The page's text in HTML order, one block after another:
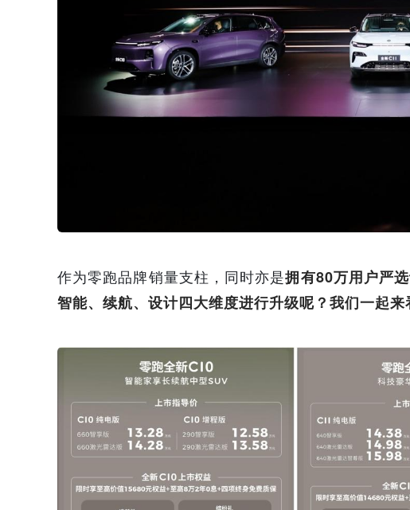
作为零跑品牌销量支柱，同时亦是拥有80万用户严
智能、续航、设计四大维度进行升级呢？我们一起来